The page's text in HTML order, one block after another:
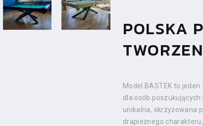
POLSKA
Model BASTEK to
dla osób
unikalna, skrzyżowana
drapieżnego